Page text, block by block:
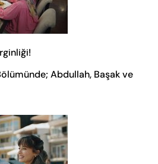
Abdullah, Başak ve